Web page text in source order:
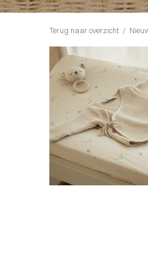
Terug naar overzicht